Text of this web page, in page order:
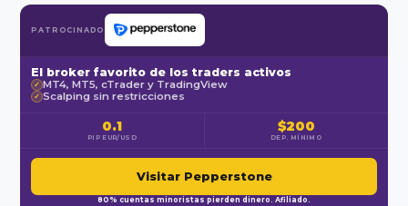
PATROCINADO
El broker favorito de los traders activos
✓ MT4, MT5, cTrader y TradingView
✓ Scalping sin restricciones
0.1
PIP EUR/USD
$200
DEP. MÍNIMO
Visitar Pepperstone
80% cuentas minoristas pierden dinero. Afiliado.